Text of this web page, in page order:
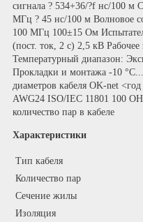
сигнала ? 534+36/?f нс/100 м
МГц ? 45 нс/100 м Волновое
100 МГц 100±15 Ом
(пост. ток, 2 с) 2,5 кВ
Температурный диапазон:
Прокладки и монтажа -10
диаметров кабеля OK-net
AWG24 ISO/IEC 11801 100
количество пар в кабеле
Характеристики
Тип кабеля
Количество пар
Сечение жилы
Изоляция